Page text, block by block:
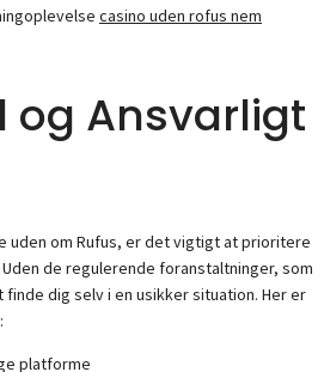
casino uden rofus nem
og Ansvarligt
uden om Rufus, er det vigtigt at prioritere
de regulerende foranstaltninger, som
dig selv i en usikker situation. Her er
platforme